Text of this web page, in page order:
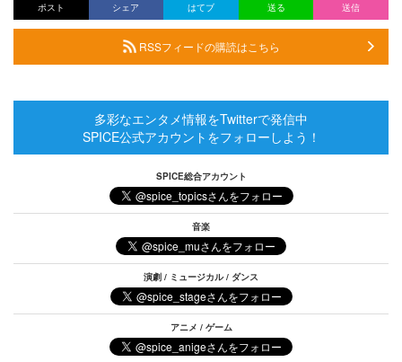
ポスト シェア はてブ 送る 送信
RSSフィードの購読はこちら
多彩なエンタメ情報をTwitterで発信中
SPICE公式アカウントをフォローしよう！
SPICE総合アカウント
音楽
演劇 / ミュージカル / ダンス
アニメ / ゲーム